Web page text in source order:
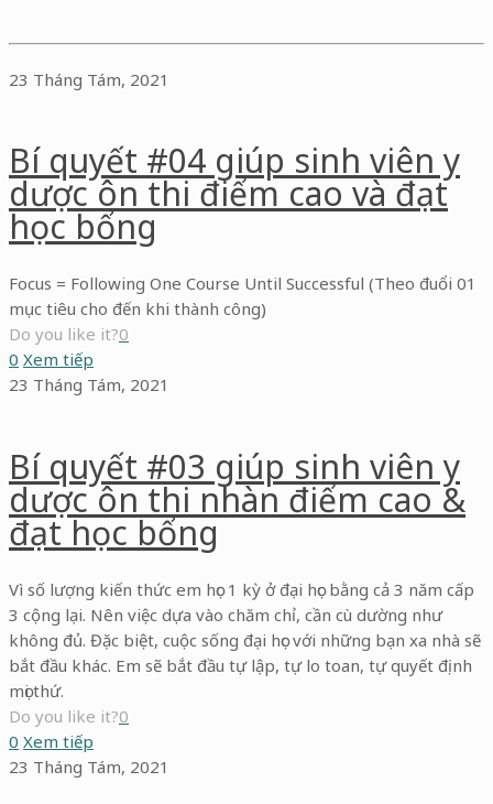
23 Tháng Tám, 2021
Bí quyết #04 giúp sinh viên y
dược ôn thi điểm cao và đạt
học bổng
Focus = Following One Course Until Successful (Theo đuổi 01
mục tiêu cho đến khi thành công)
Do you like it?0
0 Xem tiếp
23 Tháng Tám, 2021
Bí quyết #03 giúp sinh viên y
dược ôn thi nhàn điểm cao &
đạt học bổng
Vì số lượng kiến thức em học 1 kỳ ở đại học bằng cả 3 năm cấp
3 cộng lại. Nên việc dựa vào chăm chỉ, cần cù dường như
không đủ. Đặc biệt, cuộc sống đại học với những bạn xa nhà sẽ
bắt đầu khác. Em sẽ bắt đầu tự lập, tự lo toan, tự quyết định
mọi thứ.
Do you like it?0
0 Xem tiếp
23 Tháng Tám, 2021